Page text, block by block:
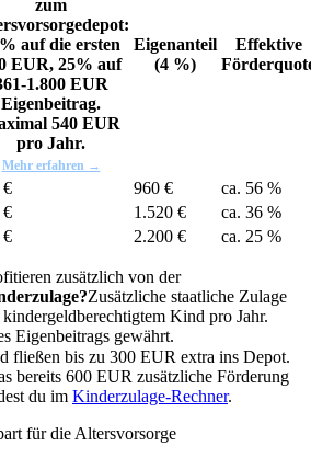
zum
auf die ersten
EUR, 25% auf
1.800 EUR
Eigenbeitrag.
540 EUR
pro Jahr.
Mehr erfahren →
Eigenanteil
(4 %)
Effektive
€ 960 €
ca. 56 %
€ 1.520 €
ca. 36 %
€ 2.200 € ca. 25 %
zusätzlich von der
Zusätzliche staatliche Zulage
Kind pro Jahr.
Eigenbeitrags gewährt.
bis zu 300 EUR extra ins Depot.
bereits 600 EUR zusätzliche Förderung
du im Kinderzulage-Rechner.